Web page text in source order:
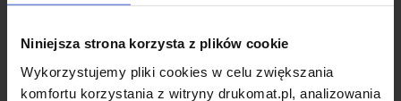
Niniejsza strona korzysta z plików cookie
Wykorzystujemy pliki cookies w celu zwiększania
komfortu korzystania z witryny drukomat.pl, analizowania
miarę Brzegu Dolnym